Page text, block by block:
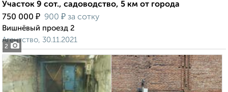
2
Участок 9 сот., садоводство, 5 км от города
750 000 ₽ 900 ₽ за сотку
Вишнёвый проезд 2
Агентство, 30.11.2021